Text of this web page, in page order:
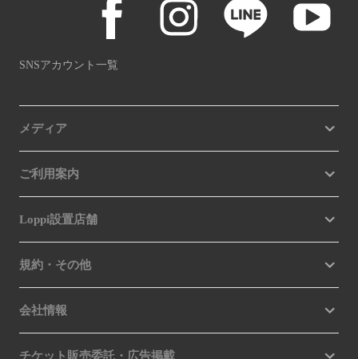
SNSアカウント一覧
メディア
ご利用案内
Loppi設置店舗
規約・その他
会社情報
チケット販売委託・広告掲載